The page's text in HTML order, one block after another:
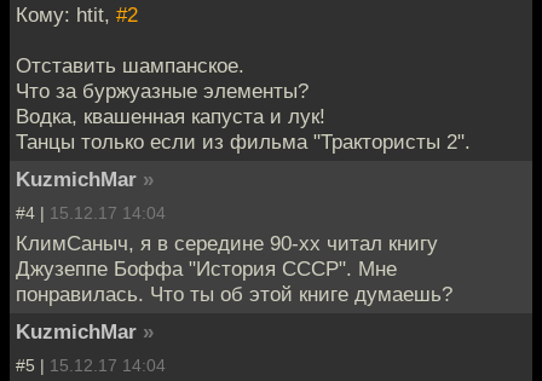
Кому: htit, #2
Отставить шампанское.
Что за буржуазные элементы?
Водка, квашенная капуста и лук!
Танцы только если из фильма "Трактористы 2".
KuzmichMar »
#4 | 15.12.17 14:04
КлимСаныч, я в середине 90-хх читал книгу
Джузеппе Боффа "История СССР". Мне
понравилась. Что ты об этой книге думаешь?
KuzmichMar »
#5 | 15.12.17 14:04